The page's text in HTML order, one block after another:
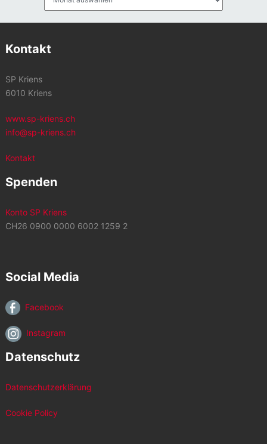
Kontakt
SP Kriens
6010 Kriens
www.sp-kriens.ch
info@sp-kriens.ch
Kontakt
Spenden
Konto SP Kriens
CH26 0900 0000 6002 1259 2
Social Media
Facebook
Instagram
Datenschutz
Datenschutzerklärung
Cookie Policy